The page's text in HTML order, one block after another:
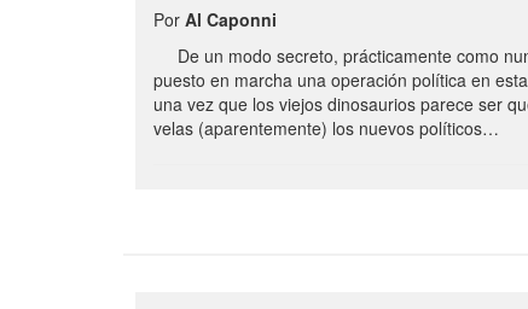
Por Al Caponni
De un modo secreto, prácticamente como
puesto en marcha una operación política en
una vez que los viejos dinosaurios parece ser
velas (aparentemente) los nuevos políticos…